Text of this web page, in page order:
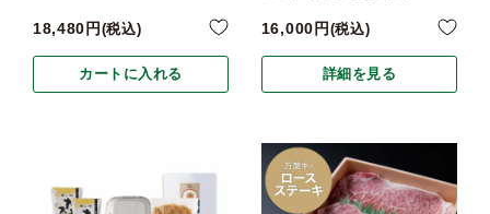
18,480 税込
カートに入れる
16,000 税込
詳細を見る